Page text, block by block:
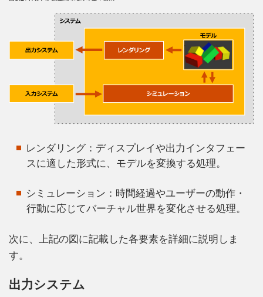
レンダリング：ディスプレイや出力インタフェー
スに適した形式に、モデルを変換する処理。
シミュレーション：時間経過やユーザーの動作・
行動に応じてバーチャル世界を変化させる処理。
次に、上記の図に記載した各要素を詳細に説明しま
す。
出力システム